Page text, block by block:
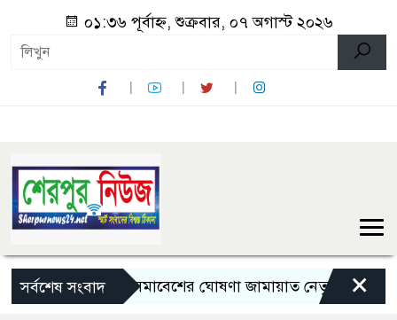
০১:৩৬ পূর্বাহ্ন, শুক্রবার, ০৭ অগাস্ট ২০২৬
সর্বশেষ সংবাদ
লংমার্চ ও মহাসমাবেশের ঘোষণা জামায়াত নেতৃত্বাধীন ১১ দলের
×